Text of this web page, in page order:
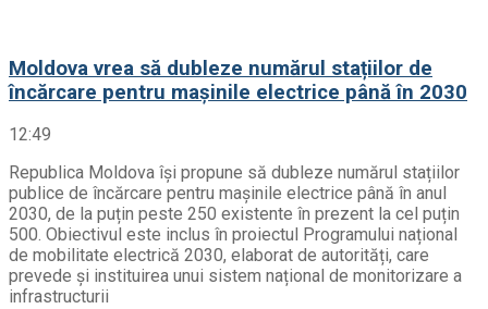
Moldova vrea să dubleze numărul stațiilor de
încărcare pentru mașinile electrice până în 2030
12:49
Republica Moldova își propune să dubleze numărul stațiilor
publice de încărcare pentru mașinile electrice până în anul
2030, de la puțin peste 250 existente în prezent la cel puțin
500. Obiectivul este inclus în proiectul Programului național
de mobilitate electrică 2030, elaborat de autorități, care
prevede și instituirea unui sistem național de monitorizare a
infrastructurii